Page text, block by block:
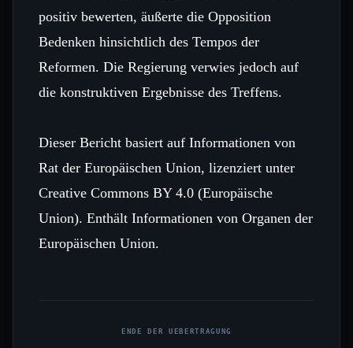
positiv bewerten, äußerte die Opposition
Bedenken hinsichtlich des Tempos der
Reformen. Die Regierung verwies jedoch auf
die konstruktiven Ergebnisse des Treffens.
Dieser Bericht basiert auf Informationen von
Rat der Europäischen Union, lizenziert unter
Creative Commons BY 4.0 (Europäische
Union). Enthält Informationen von Organen der
Europäischen Union.
ENDE DER UEBERTRAGUNG